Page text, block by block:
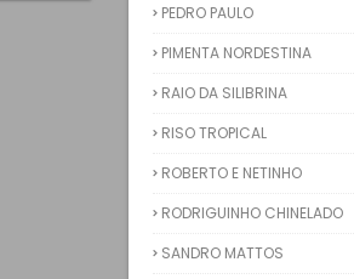
PEDRO PAULO
PIMENTA NORDESTINA
RAIO DA SILIBRINA
RISO TROPICAL
ROBERTO E NETINHO
RODRIGUINHO CHINELADO
SANDRO MATTOS